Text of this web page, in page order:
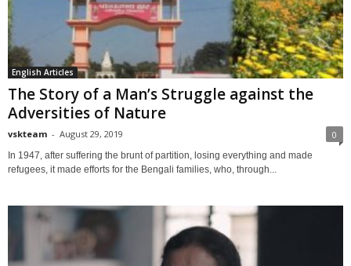
English Articles
The Story of a Man’s Struggle against the
Adversities of Nature
vskteam - August 29, 2019 0
In 1947, after suffering the brunt of partition, losing everything and made
refugees, it made efforts for the Bengali families, who, through...